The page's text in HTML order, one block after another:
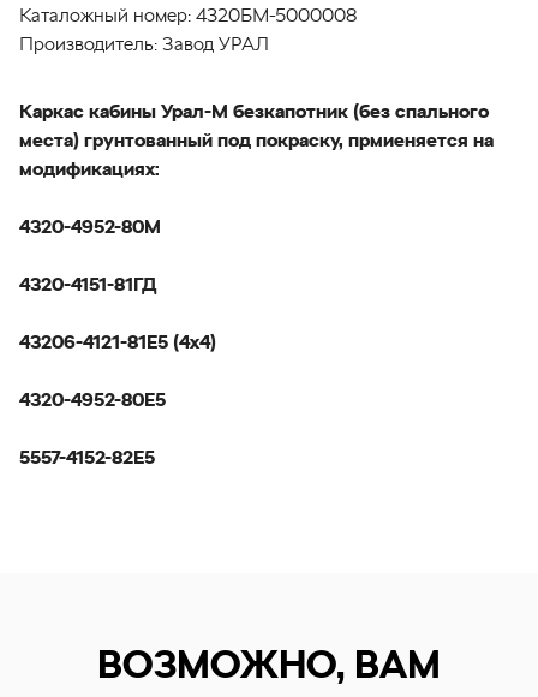
Каталожный номер: 4320БМ-5000008
Производитель: Завод УРАЛ
Каркас кабины Урал-М безкапотник (без спального
места) грунтованный под покраску, прмиеняется на
модификациях:
4320-4952-80М
4320-4151-81ГД
43206-4121-81Е5 (4х4)
4320-4952-80Е5
5557-4152-82Е5
ВОЗМОЖНО, ВАМ